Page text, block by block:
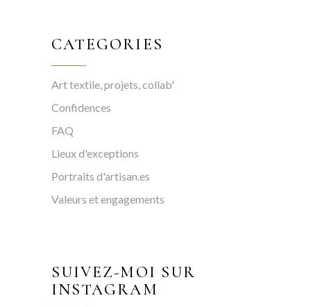
CATEGORIES
Art textile, projets, collab'
Confidences
FAQ
Lieux d'exceptions
Portraits d'artisan.es
Valeurs et engagements
SUIVEZ-MOI SUR
INSTAGRAM